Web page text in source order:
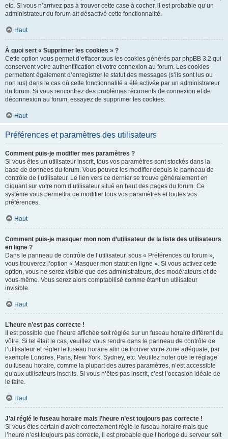
etc. Si vous n’arrivez pas à trouver cette case à cocher, il est probable qu’un
administrateur du forum ait désactivé cette fonctionnalité.
Haut
À quoi sert « Supprimer les cookies » ?
Cette option vous permet d’effacer tous les cookies générés par phpBB 3.2 qui
conservent votre authentification et votre connexion au forum. Les cookies
permettent également d’enregistrer le statut des messages (s’ils sont lus ou
non lus) dans le cas où cette fonctionnalité a été activée par un administrateur
du forum. Si vous rencontrez des problèmes récurrents de connexion et de
déconnexion au forum, essayez de supprimer les cookies.
Haut
Préférences et paramètres des utilisateurs
Comment puis-je modifier mes paramètres ?
Si vous êtes un utilisateur inscrit, tous vos paramètres sont stockés dans la
base de données du forum. Vous pouvez les modifier depuis le panneau de
contrôle de l’utilisateur. Le lien vers ce dernier se trouve généralement en
cliquant sur votre nom d’utilisateur situé en haut des pages du forum. Ce
système vous permettra de modifier tous vos paramètres et toutes vos
préférences.
Haut
Comment puis-je masquer mon nom d’utilisateur de la liste des utilisateurs
en ligne ?
Dans le panneau de contrôle de l’utilisateur, sous « Préférences du forum »,
vous trouverez l’option « Masquer mon statut en ligne ». Si vous activez cette
option, vous ne serez visible que des administrateurs, des modérateurs et de
vous-même. Vous serez alors comptabilisé comme étant un utilisateur
invisible.
Haut
L’heure n’est pas correcte !
Il est possible que l’heure affichée soit réglée sur un fuseau horaire différent du
vôtre. Si tel était le cas, veuillez vous rendre dans le panneau de contrôle de
l’utilisateur et régler le fuseau horaire afin de trouver votre zone adéquate, par
exemple Londres, Paris, New York, Sydney, etc. Veuillez noter que le réglage
du fuseau horaire, comme la plupart des autres paramètres, n’est accessible
qu’aux utilisateurs inscrits. Si vous n’êtes pas inscrit, c’est l’occasion idéale de
le faire.
Haut
J’ai réglé le fuseau horaire mais l’heure n’est toujours pas correcte !
Si vous êtes certain d’avoir correctement réglé le fuseau horaire mais que
l’heure n’est toujours pas correcte, il est probable que l’horloge du serveur soit